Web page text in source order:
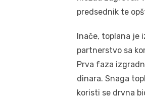
predsednik te
Inače, toplana je
partnerstvo sa
Prva faza
dinara. Snaga
koristi se drvna